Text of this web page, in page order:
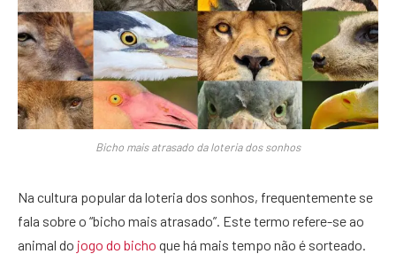
Bicho mais atrasado da loteria dos sonhos
Na cultura popular da loteria dos sonhos, frequentemente se
fala sobre o “bicho mais atrasado”. Este termo refere-se ao
animal do jogo do bicho que há mais tempo não é sorteado.